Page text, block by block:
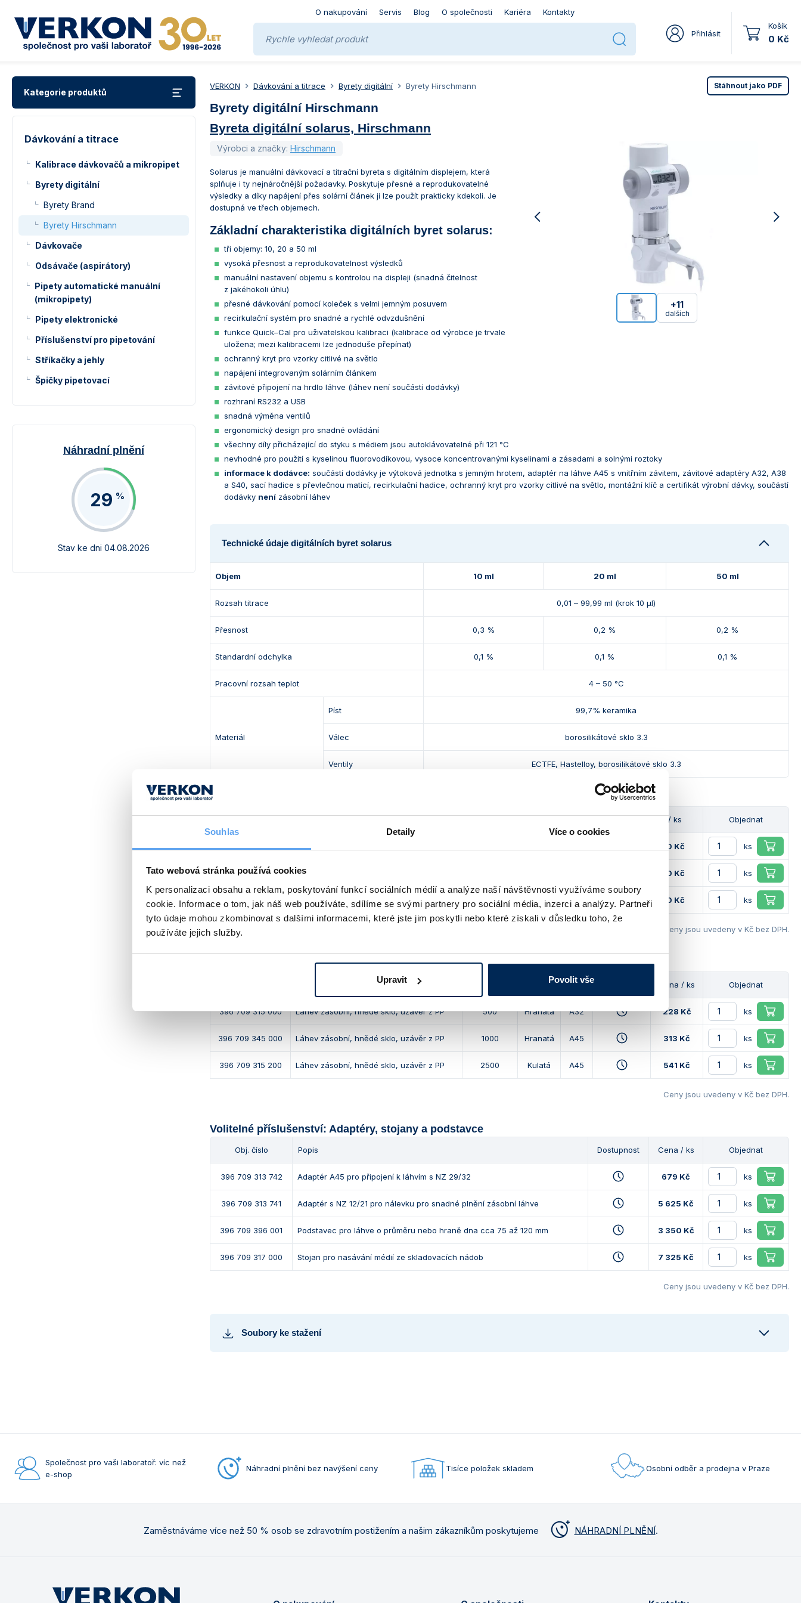
Souhlas Detaily Více o cookies
Tato webová stránka používá cookies
K personalizaci obsahu a reklam, poskytování funkcí sociálních médií a analýze naší návštěvnosti využíváme soubory
cookie. Informace o tom, jak náš web používáte, sdílíme se svými partnery pro sociální média, inzerci a analýzy. Partneři
tyto údaje mohou zkombinovat s dalšími informacemi, které jste jim poskytli nebo které získali v důsledku toho, že
používáte jejich služby.
Upravit Povolit vše
O nakupování Servis Blog O společnosti Kariéra Kontakty
Přihlásit
Košík
0 Kč
Kategorie produktů
Dávkování a titrace
Kalibrace dávkovačů a mikropipet
Byrety digitální
Byrety Brand
Byrety Hirschmann
Dávkovače
Odsávače (aspirátory)
Pipety automatické manuální
(mikropipety)
Pipety elektronické
Příslušenství pro pipetování
Stříkačky a jehly
Špičky pipetovací
Náhradní plnění
29 %
Stav ke dni 04.08.2026
VERKON Dávkování a titrace Byrety digitální Byrety Hirschmann Stáhnout jako PDF
Byrety digitální Hirschmann
Byreta digitální solarus, Hirschmann
+11
dalších
Výrobci a značky: Hirschmann
Solarus je manuální dávkovací a titrační byreta s digitálním displejem, která
splňuje i ty nejnáročnější požadavky. Poskytuje přesné a reprodukovatelné
výsledky a díky napájení přes solární článek ji lze použít prakticky kdekoli. Je
dostupná ve třech objemech.
Základní charakteristika digitálních byret solarus:
tři objemy: 10, 20 a 50 ml
vysoká přesnost a reprodukovatelnost výsledků
manuální nastavení objemu s kontrolou na displeji (snadná čitelnost
z jakéhokoli úhlu)
přesné dávkování pomocí koleček s velmi jemným posuvem
recirkulační systém pro snadné a rychlé odvzdušnění
funkce Quick–Cal pro uživatelskou kalibraci (kalibrace od výrobce je trvale
uložena; mezi kalibracemi lze jednoduše přepínat)
ochranný kryt pro vzorky citlivé na světlo
napájení integrovaným solárním článkem
závitové připojení na hrdlo láhve (láhev není součástí dodávky)
rozhraní RS232 a USB
snadná výměna ventilů
ergonomický design pro snadné ovládání
všechny díly přicházející do styku s médiem jsou autoklávovatelné při 121 °C
nevhodné pro použití s kyselinou fluorovodíkovou, vysoce koncentrovanými kyselinami a zásadami a solnými roztoky
informace k dodávce: součástí dodávky je výtoková jednotka s jemným hrotem, adaptér na láhve A45 s vnitřním závitem, závitové adaptéry A32, A38
a S40, sací hadice s převlečnou maticí, recirkulační hadice, ochranný kryt pro vzorky citlivé na světlo, montážní klíč a certifikát výrobní dávky, součástí
dodávky není zásobní láhev
Technické údaje digitálních byret solarus
Objem 10 ml 20 ml 50 ml
Rozsah titrace 0,01 – 99,99 ml (krok 10 μl)
Přesnost 0,3 % 0,2 % 0,2 %
Standardní odchylka 0,1 % 0,1 % 0,1 %
Pracovní rozsah teplot 4 – 50 °C
Materiál
Píst 99,7% keramika
Válec borosilikátové sklo 3.3
Ventily ECTFE, Hastelloy, borosilikátové sklo 3.3
Cena / ks Objednat
396 709 392 010 26 200 Kč ks
396 709 392 020 26 200 Kč ks
396 709 392 050 Digitální byreta solarus 50 26 200 Kč ks
Ceny jsou uvedeny v Kč bez DPH.
Volitelné příslušenství: Zásobní láhve
Závit Cena / ks Objednat
396 709 315 000 Láhev zásobní, hnědé sklo, uzávěr z PP 500 Hranatá A32 228 Kč ks
396 709 345 000 Láhev zásobní, hnědé sklo, uzávěr z PP 1000 Hranatá A45 313 Kč ks
396 709 315 200 Láhev zásobní, hnědé sklo, uzávěr z PP 2500 Kulatá A45 541 Kč ks
Ceny jsou uvedeny v Kč bez DPH.
Volitelné příslušenství: Adaptéry, stojany a podstavce
Obj. číslo Popis Dostupnost Cena / ks Objednat
396 709 313 742 Adaptér A45 pro připojení k láhvím s NZ 29/32 679 Kč ks
396 709 313 741 Adaptér s NZ 12/21 pro nálevku pro snadné plnění zásobní láhve 5 625 Kč ks
396 709 396 001 Podstavec pro láhve o průměru nebo hraně dna cca 75 až 120 mm 3 350 Kč ks
396 709 317 000 Stojan pro nasávání médií ze skladovacích nádob 7 325 Kč ks
Ceny jsou uvedeny v Kč bez DPH.
Soubory ke stažení
Společnost pro vaši laboratoř: víc než
e-shop
Náhradní plnění bez navýšení ceny Tisíce položek skladem Osobní odběr a prodejna v Praze
Zaměstnáváme více než 50 % osob se zdravotním postižením a našim zákazníkům poskytujeme NÁHRADNÍ PLNĚNÍ.